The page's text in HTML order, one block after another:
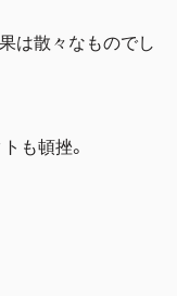
は散々なものでし
も頓挫。